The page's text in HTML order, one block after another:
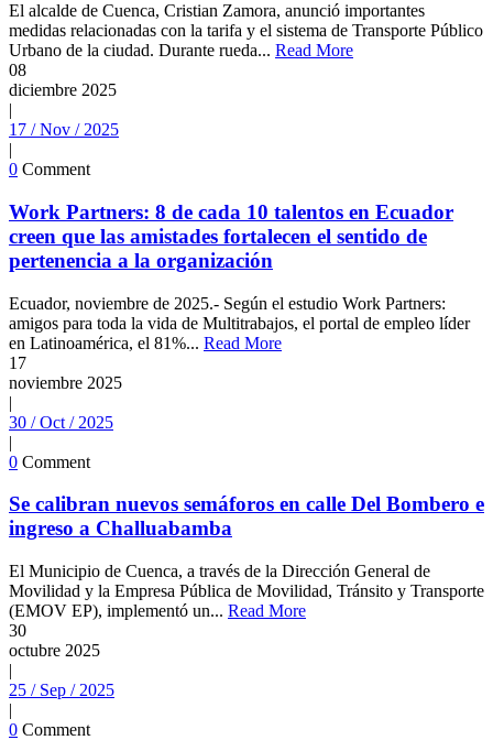
El alcalde de Cuenca, Cristian Zamora, anunció importantes
medidas relacionadas con la tarifa y el sistema de Transporte Público
Urbano de la ciudad. Durante rueda... Read More
08
diciembre 2025
|
17 / Nov / 2025
|
0 Comment
Work Partners: 8 de cada 10 talentos en Ecuador
creen que las amistades fortalecen el sentido de
pertenencia a la organización
Ecuador, noviembre de 2025.- Según el estudio Work Partners:
amigos para toda la vida de Multitrabajos, el portal de empleo líder
en Latinoamérica, el 81%... Read More
17
noviembre 2025
|
30 / Oct / 2025
|
0 Comment
Se calibran nuevos semáforos en calle Del Bombero e
ingreso a Challuabamba
El Municipio de Cuenca, a través de la Dirección General de
Movilidad y la Empresa Pública de Movilidad, Tránsito y Transporte
(EMOV EP), implementó un... Read More
30
octubre 2025
|
25 / Sep / 2025
|
0 Comment